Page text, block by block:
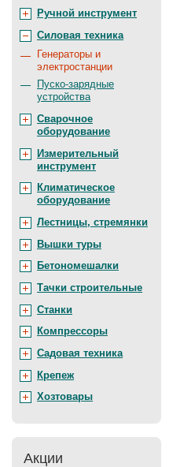
Ручной инструмент
Силовая техника
Генераторы и
электростанции
Пуско-зарядные
устройства
Сварочное
оборудование
Измерительный
инструмент
Климатическое
оборудование
Лестницы, стремянки
Вышки туры
Бетономешалки
Тачки строительные
Станки
Компрессоры
Садовая техника
Крепеж
Хозтовары
Акции